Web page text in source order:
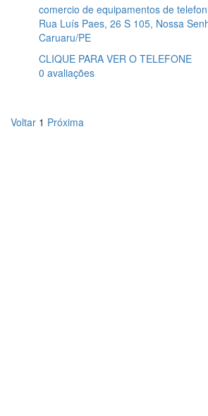
comercio de equipamentos de
Rua Luís Paes, 26 S 105, Nossa
Caruaru/PE
CLIQUE PARA VER O TELEFONE
0 avaliações
Voltar 1 Próxima